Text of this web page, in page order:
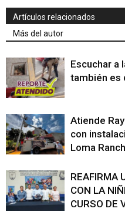
Artículos relacionados
Más del autor
Escuchar a
también es
Atiende
con
Loma
REAFIRMA
CON LA
CURSO DE